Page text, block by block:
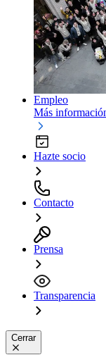
Empleo
Más
Hazte socio
Contacto
Prensa
Transparencia
Cerrar